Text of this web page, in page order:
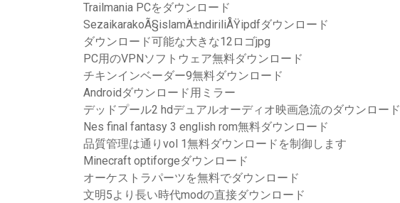
Trailmania PCをダウンロード
SezaikarakoÃ§islamÄ±ndiriliÅŸipdfダウンロード
ダウンロード可能な大きな12ロゴjpg
PC用のVPNソフトウェア無料ダウンロード
チキンインベーダー9無料ダウンロード
Androidダウンロード用ミラー
デッドプール2 hdデュアルオーディオ映画急流のダウンロード
Nes final fantasy 3 english rom無料ダウンロード
品質管理は通りvol 1無料ダウンロードを制御します
Minecraft optiforgeダウンロード
オーケストラパーツを無料でダウンロード
文明5より長い時代modの直接ダウンロード